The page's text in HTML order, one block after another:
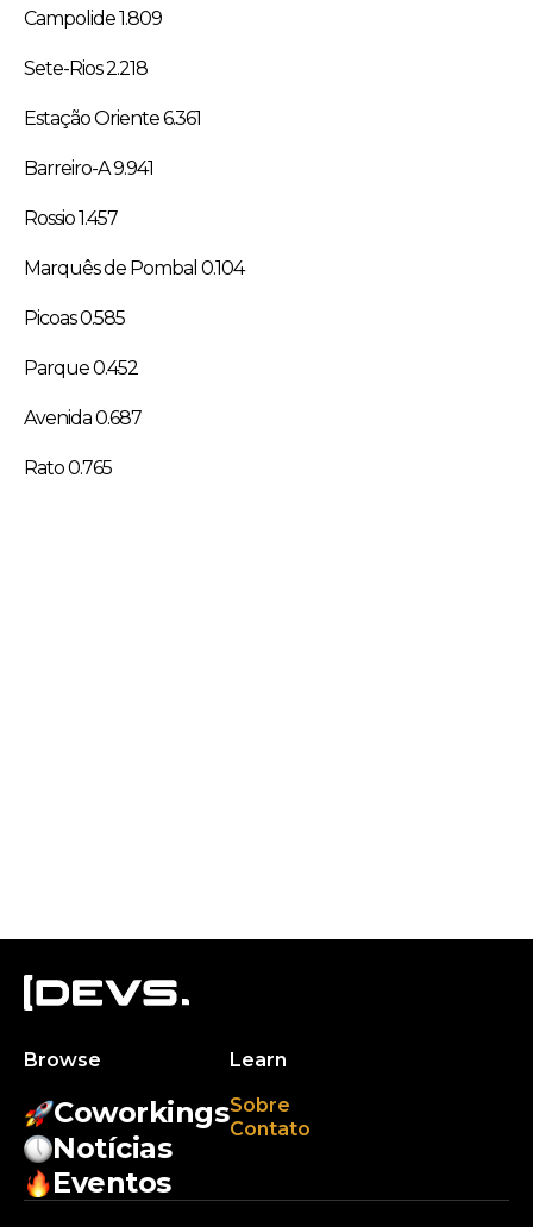
Campolide 1.809
Sete-Rios 2.218
Estação Oriente 6.361
Barreiro-A 9.941
Rossio 1.457
Marquês de Pombal 0.104
Picoas 0.585
Parque 0.452
Avenida 0.687
Rato 0.765
Browse
Coworkings
Notícias
Eventos
Learn
Sobre
Contato